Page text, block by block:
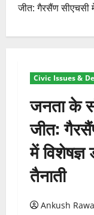
जीत: गैरसैंण सीएचसी
Civic Issues &
जनता के
जीत:
में विशेषज्ञ
तैनाती
Ankush